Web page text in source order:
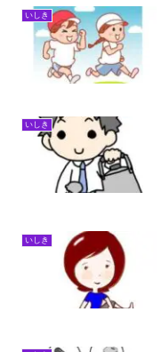
いしき
いしき
いしき